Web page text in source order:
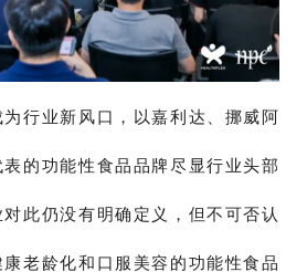
行业新风口，以嘉利达、挪威阿
的功能性食品品牌尽显行业头部
此仍没有明确定义，但不可否认
老龄化和口服美容的功能性食品